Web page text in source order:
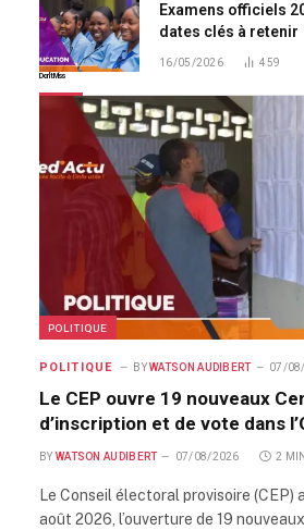
Examens officiels
dates clés à retenir
16/05/2026 459
Don't Miss
POLITIQUE
POLITIQUE BY WATSON AUDIBERT 07/
Le CEP ouvre 19 nouveaux
d’inscription et de vote dans
BY WATSON AUDIBERT 07/08/2026 2
Le Conseil électoral provisoire (CEP)
août 2026, l’ouverture de 19